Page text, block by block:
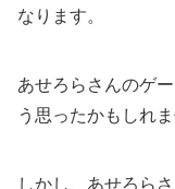
なります。
あせろらさんのゲ
う思ったかもしれま
しかし、あせろら